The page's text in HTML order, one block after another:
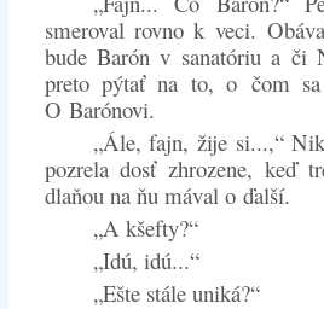
smeroval rovno k veci.
bude Barón v sanatóriu a či
preto pýtať na to, o čom sa
O Barónovi.
„Ále, fajn, žije si...,“
pozrela dosť zhrozene, keď
dlaňou na ňu mával o ďalší.
„A kšefty?“
„Idú, idú...“
„Ešte stále uniká?“